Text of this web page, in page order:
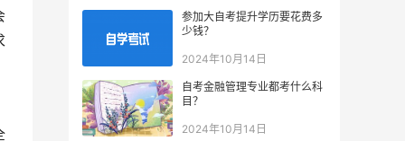
参加大自考提升学历要花费多
少钱？
2024年10月14日
自考金融管理专业都考什么科
目？
2024年10月14日